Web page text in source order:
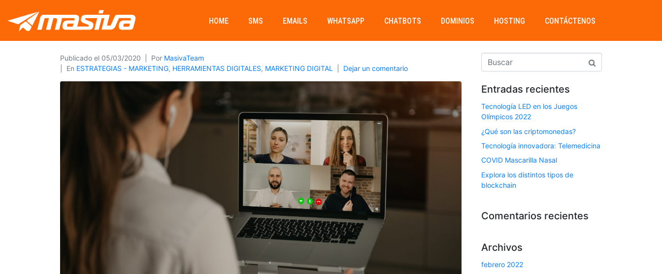
HOME SMS EMAILS WHATSAPP CHATBOTS DOMINIOS HOSTING CONTÁCTENOS
Publicado el 05/03/2020 Por MasivaTeam
En ESTRATEGIAS - MARKETING, HERRAMIENTAS DIGITALES, MARKETING DIGITAL Dejar un comentario
Entradas recientes
Tecnología LED en los Juegos
Olímpicos 2022
¿Qué son las criptomonedas?
Tecnología innovadora: Telemedicina
COVID Mascarilla Nasal
Explora los distintos tipos de
blockchain
Comentarios recientes
Archivos
febrero 2022